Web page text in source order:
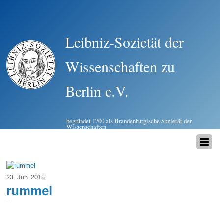
Leibniz-Sozietät der
Wissenschaften zu
Berlin e.V.
begründet 1700 als Brandenburgische Sozietät der
Wissenschaften
23. Juni 2015
rummel